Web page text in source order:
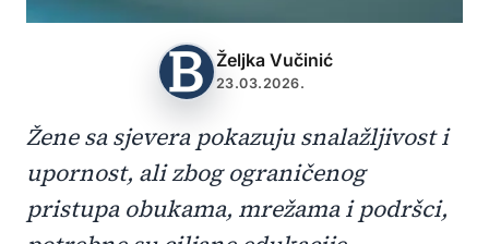
Željka Vučinić
23.03.2026.
Žene sa sjevera pokazuju snalažljivost i
upornost, ali zbog ograničenog
pristupa obukama, mrežama i podršci,